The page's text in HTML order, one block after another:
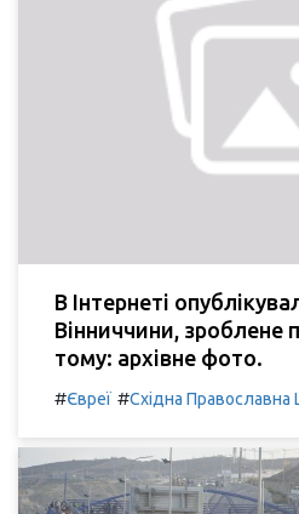
В Інтернеті
Вінниччини, зроблене
тому: архівне фото.
#Євреї #Східна Православна